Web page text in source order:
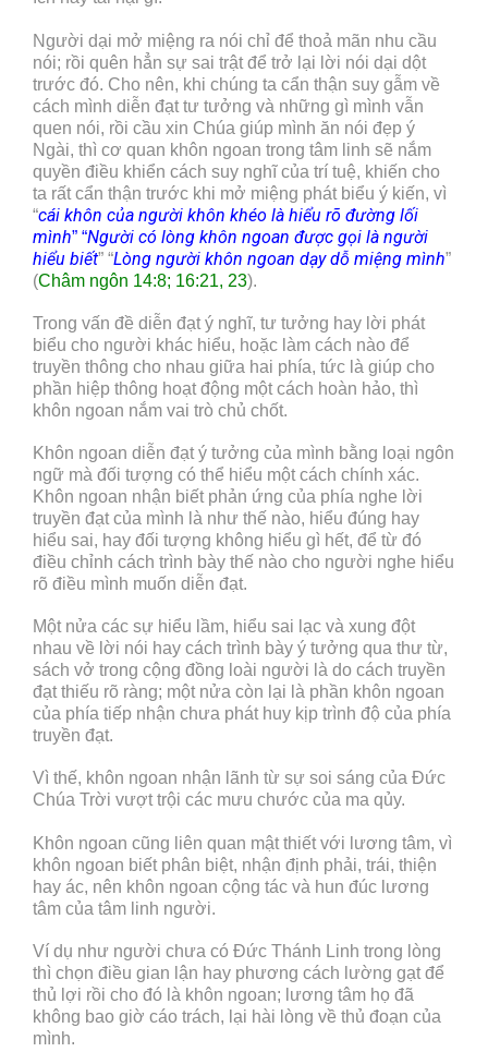
Người dại mở miệng ra nói chỉ để thoả mãn nhu cầu
nói; rồi quên hẳn sự sai trật để trở lại lời nói dại dột
trước đó. Cho nên, khi chúng ta cẩn thận suy gẫm về
cách mình diễn đạt tư tưởng và những gì mình vẫn
quen nói, rồi cầu xin Chúa giúp mình ăn nói đẹp ý
Ngài, thì cơ quan khôn ngoan trong tâm linh sẽ nắm
quyền điều khiển cách suy nghĩ của trí tuệ, khiến cho
ta rất cẩn thận trước khi mở miệng phát biểu ý kiến, vì
“cái khôn của người khôn khéo là hiểu rõ đường lối
mình” “Người có lòng khôn ngoan được gọi là người
hiểu biết” “Lòng người khôn ngoan dạy dỗ miệng mình”
(Châm ngôn 14:8; 16:21, 23).
Trong vấn đề diễn đạt ý nghĩ, tư tưởng hay lời phát
biểu cho người khác hiểu, hoặc làm cách nào để
truyền thông cho nhau giữa hai phía, tức là giúp cho
phần hiệp thông hoạt động một cách hoàn hảo, thì
khôn ngoan nắm vai trò chủ chốt.
Khôn ngoan diễn đạt ý tưởng của mình bằng loại ngôn
ngữ mà đối tượng có thể hiểu một cách chính xác.
Khôn ngoan nhận biết phản ứng của phía nghe lời
truyền đạt của mình là như thế nào, hiểu đúng hay
hiểu sai, hay đối tượng không hiểu gì hết, để từ đó
điều chỉnh cách trình bày thế nào cho người nghe hiểu
rõ điều mình muốn diễn đạt.
Một nửa các sự hiểu lầm, hiểu sai lạc và xung đột
nhau về lời nói hay cách trình bày ý tưởng qua thư từ,
sách vở trong cộng đồng loài người là do cách truyền
đạt thiếu rõ ràng; một nửa còn lại là phần khôn ngoan
của phía tiếp nhận chưa phát huy kịp trình độ của phía
truyền đạt.
Vì thế, khôn ngoan nhận lãnh từ sự soi sáng của Đức
Chúa Trời vượt trội các mưu chước của ma qủy.
Khôn ngoan cũng liên quan mật thiết với lương tâm, vì
khôn ngoan biết phân biệt, nhận định phải, trái, thiện
hay ác, nên khôn ngoan cộng tác và hun đúc lương
tâm của tâm linh người.
Ví dụ như người chưa có Đức Thánh Linh trong lòng
thì chọn điều gian lận hay phương cách lường gạt để
thủ lợi rồi cho đó là khôn ngoan; lương tâm họ đã
không bao giờ cáo trách, lại hài lòng về thủ đoạn của
mình.